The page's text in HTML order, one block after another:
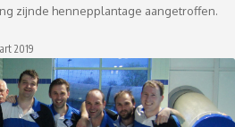
zijnde hennepplantage aangetroffen.
2019